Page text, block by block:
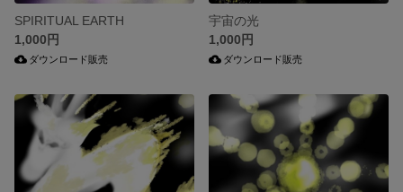
SPIRITUAL EARTH
1,000円
ダウンロード販売
宇宙の光
1,000円
ダウンロード販売